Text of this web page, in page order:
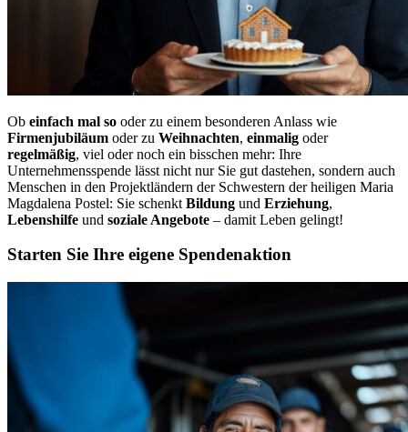
Ob einfach mal so oder zu einem besonderen Anlass wie
Firmenjubiläum oder zu Weihnachten, einmalig oder
regelmäßig, viel oder noch ein bisschen mehr: Ihre
Unternehmensspende lässt nicht nur Sie gut dastehen, sondern auch
Menschen in den Projektländern der Schwestern der heiligen Maria
Magdalena Postel: Sie schenkt Bildung und Erziehung,
Lebenshilfe und soziale Angebote – damit Leben gelingt!
Starten Sie Ihre eigene Spendenaktion